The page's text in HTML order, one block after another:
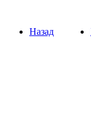
Назад